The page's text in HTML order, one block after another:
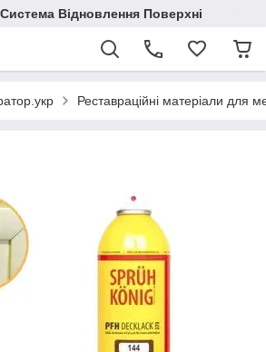
Відновлення Поверхні
Реставраційні матеріали для